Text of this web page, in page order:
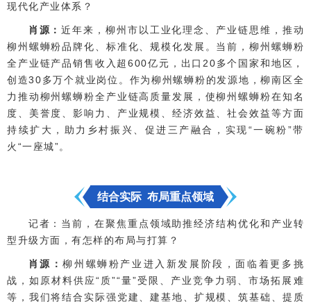
现代化产业体系？
肖源：近年来，柳州市以工业化理念、产业链思维，推动
柳州螺蛳粉品牌化、标准化、规模化发展。当前，柳州螺蛳粉
全产业链产品销售收入超600亿元，出口20多个国家和地区，
创造30多万个就业岗位。作为柳州螺蛳粉的发源地，柳南区全
力推动柳州螺蛳粉全产业链高质量发展，使柳州螺蛳粉在知名
度、美誉度、影响力、产业规模、经济效益、社会效益等方面
持续扩大，助力乡村振兴、促进三产融合，实现“一碗粉”带
火“一座城”。
结合实际 布局重点领域
记者：当前，在聚焦重点领域助推经济结构优化和产业转
型升级方面，有怎样的布局与打算？
肖源：柳州螺蛳粉产业进入新发展阶段，面临着更多挑
战，如原材料供应“质”“量”受限、产业竞争力弱、市场拓展难
等，我们将结合实际强党建、建基地、扩规模、筑基础、提质